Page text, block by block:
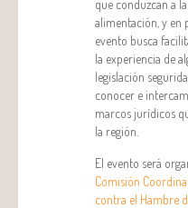
que conduzcan a
alimentación, y en
evento busca
la experiencia de
legislación
conocer e
marcos jurídicos
la región.
El evento será
Comisión
contra el Hambre